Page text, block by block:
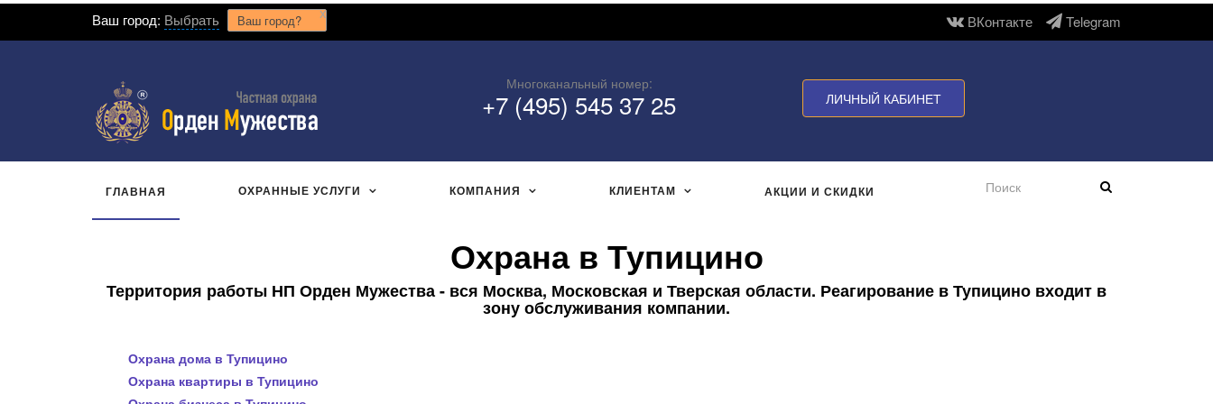
Ваш город: Выбрать Ваш город? x ВКонтакте Telegram
Многоканальный номер:
+7 (495) 545 37 25 ЛИЧНЫЙ КАБИНЕТ
ГЛАВНАЯ ОХРАННЫЕ УСЛУГИ КОМПАНИЯ КЛИЕНТАМ АКЦИИ И СКИДКИ
Охрана в Тупицино
Территория работы НП Орден Мужества - вся Москва, Московская и Тверская области. Реагирование в Тупицино входит в
зону обслуживания компании.
Охрана дома в Тупицино
Охрана квартиры в Тупицино